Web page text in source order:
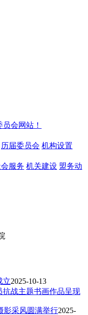
会网站！
历届委员会 机构设置
服务 机关建设 盟务动
立2025-10-13
抗战主题书画作品呈现
影采风圆满举行2025-